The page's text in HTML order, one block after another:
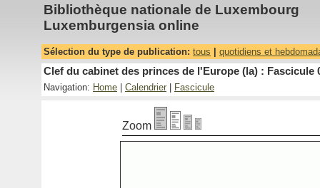
Bibliothèque nationale de Luxembourg
Luxemburgensia online
Sélection du type de publication: tous quotidiens et
Clef du cabinet des princes de l'Europe (la) : Fascicule
Navigation: Home Calendrier Fascicule
Zoom